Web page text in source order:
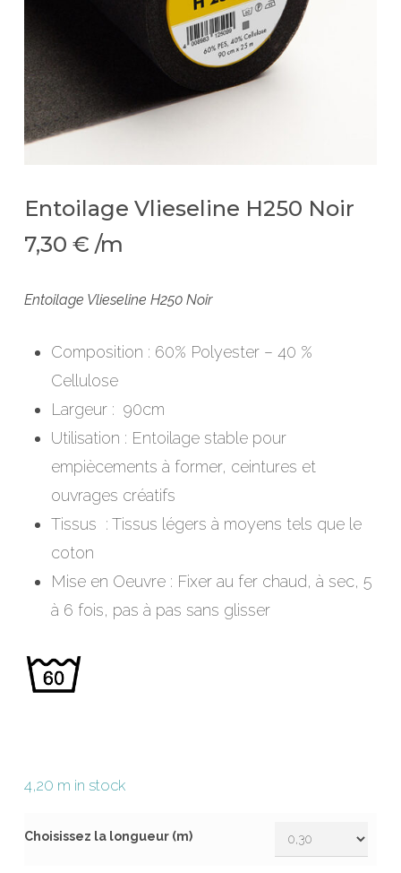
Entoilage Vlieseline H250 Noir
7,30 € /m
Entoilage Vlieseline H250 Noir
Composition : 60% Polyester – 40 %
Cellulose
Largeur : 90cm
Utilisation : Entoilage stable pour
empiècements à former, ceintures et
ouvrages créatifs
Tissus : Tissus légers à moyens tels que le
coton
Mise en Oeuvre : Fixer au fer chaud, à sec, 5
à 6 fois, pas à pas sans glisser
4,20 m in stock
Choisissez la longueur (m)